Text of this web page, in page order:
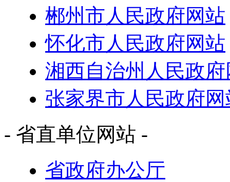
郴州市人民政府网站
怀化市人民政府网站
湘西自治州人民政
张家界市人民政府网
- 省直单位网站 -
省政府办公厅